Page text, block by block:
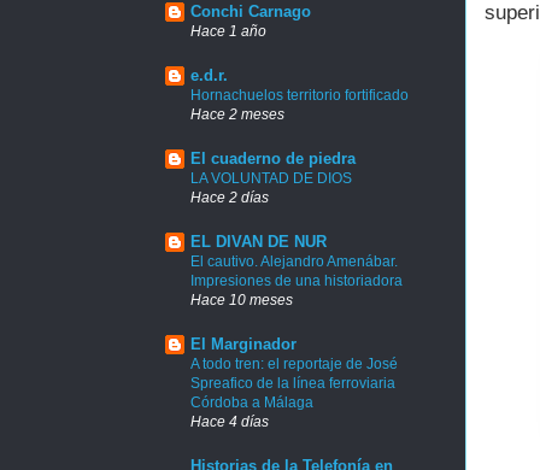
Conchi Carnago
Hace 1 año
e.d.r.
Hornachuelos territorio fortificado
Hace 2 meses
El cuaderno de piedra
LA VOLUNTAD DE DIOS
Hace 2 días
EL DIVAN DE NUR
El cautivo. Alejandro Amenábar.
Impresiones de una historiadora
Hace 10 meses
El Marginador
A todo tren: el reportaje de José
Spreafico de la línea ferroviaria
Córdoba a Málaga
Hace 4 días
Historias de la Telefonía en